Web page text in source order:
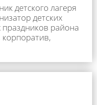
детского лагеря
детских
района